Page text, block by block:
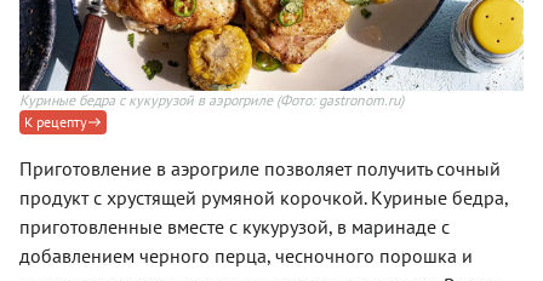
Куриные бедра с кукурузой в аэрогриле(Фото: gastronom.ru)
К рецепту
Приготовление в аэрогриле позволяет получить сочный
продукт с хрустящей румяной корочкой. Куриные бедра,
приготовленные вместе с кукурузой, в маринаде с
добавлением черного перца, чесночного порошка и